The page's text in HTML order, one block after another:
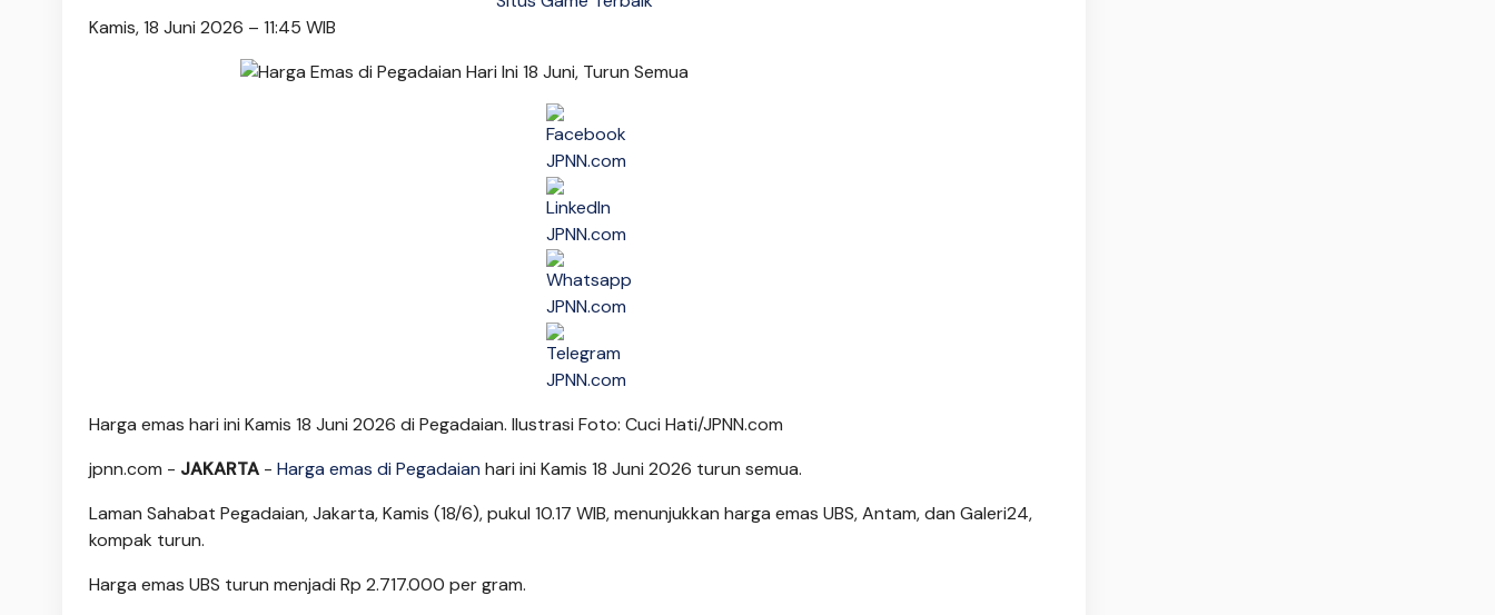
Kamis, 18 Juni 2026 – 11:45 WIB
Harga emas hari ini Kamis 18 Juni 2026 di Pegadaian. Ilustrasi Foto: Cuci Hati/JPNN.com
jpnn.com - JAKARTA - Harga emas di Pegadaian hari ini Kamis 18 Juni 2026 turun semua.
Laman Sahabat Pegadaian, Jakarta, Kamis (18/6), pukul 10.17 WIB, menunjukkan harga emas UBS, Antam, dan Galeri24,
kompak turun.
Harga emas UBS turun menjadi Rp 2.717.000 per gram.